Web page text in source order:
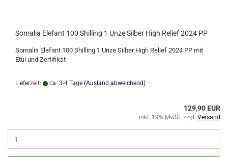
Somalia Elefant 100 Shilling 1 Unze Silber High Relief 2024 PP
Somalia Elefant 100 Shilling 1 Unze Silber High Relief 2024 PP mit
Etui und Zertifikat
Lieferzeit: ca. 3-4 Tage (Ausland abweichend)
129,90 EUR
inkl. 19% MwSt. zzgl. Versand